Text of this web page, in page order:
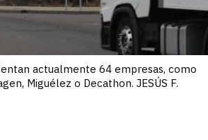
actualmente 64 empresas, como
Miguélez o Decathon. JESÚS F.